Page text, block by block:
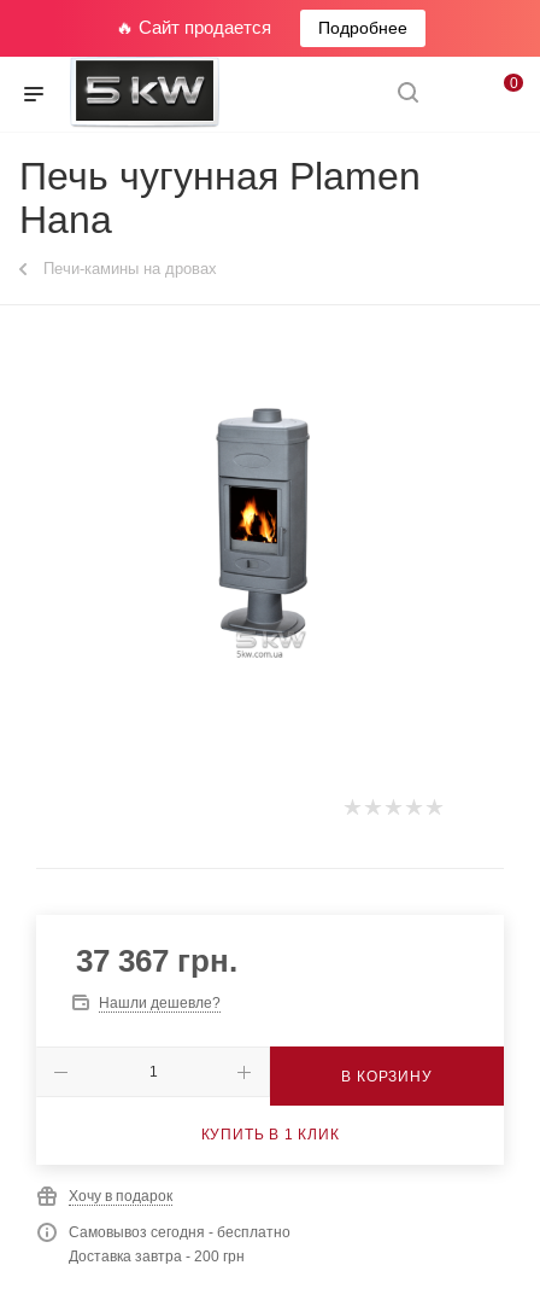
🔥 Сайт продается Подробнее
0
Печь чугунная Plamen
Hana
Печи-камины на дровах
37 367 грн.
Нашли дешевле?
В КОРЗИНУ
КУПИТЬ В 1 КЛИК
Хочу в подарок
Самовывоз сегодня - бесплатно
Доставка завтра - 200 грн